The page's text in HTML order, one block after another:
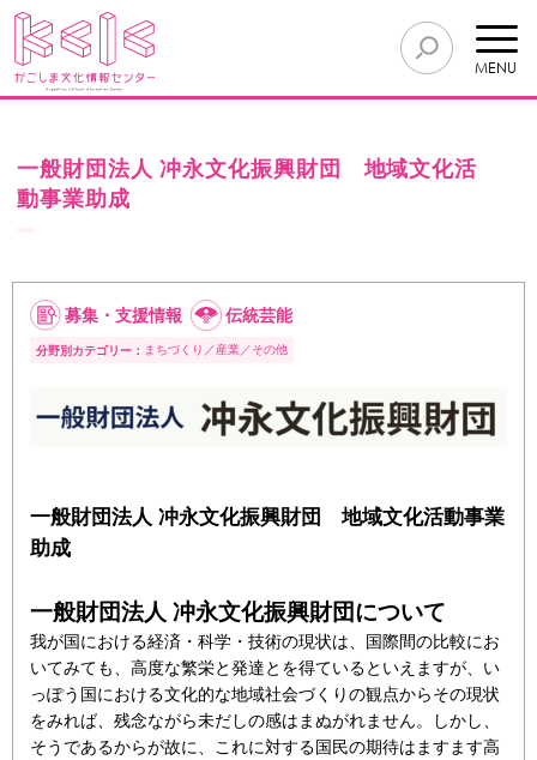
MENU
一般財団法人 冲永文化振興財団 地域文化活
動事業助成
募集・支援情報 伝統芸能
分野別カテゴリー： まちづくり 産業 その他
一般財団法人 冲永文化振興財団 地域文化活動事業
助成
一般財団法人 冲永文化振興財団について
我が国における経済・科学・技術の現状は、国際間の比較にお
いてみても、高度な繁栄と発達とを得ているといえますが、い
っぽう国における文化的な地域社会づくりの観点からその現状
をみれば、残念ながら未だしの感はまぬがれません。しかし、
そうであるからが故に、これに対する国民の期待はますます高